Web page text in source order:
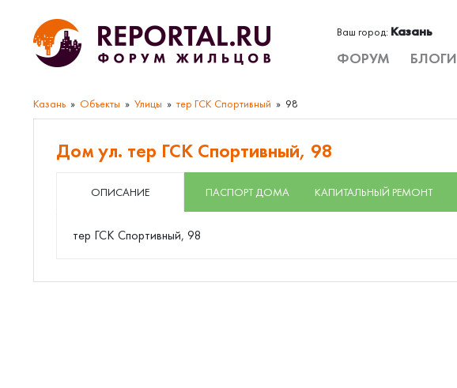
Ваш город: Казань
ФОРУМ БЛОГИ
Казань Объекты Улицы тер ГСК Спортивный 98
Дом ул. тер ГСК Спортивный, 98
ОПИСАНИЕ ПАСПОРТ ДОМА КАПИТАЛЬНЫЙ РЕМОНТ
тер ГСК Спортивный, 98